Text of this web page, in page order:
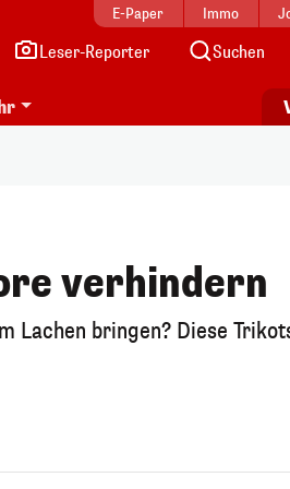
E-Paper Immo
Leser-Reporter Suchen
verhindern
Lachen bringen? Diese